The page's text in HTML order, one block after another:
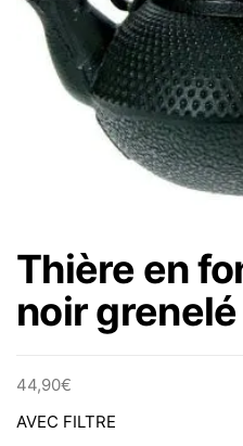
Thière en
noir grenelé
44,90€
AVEC FILTRE